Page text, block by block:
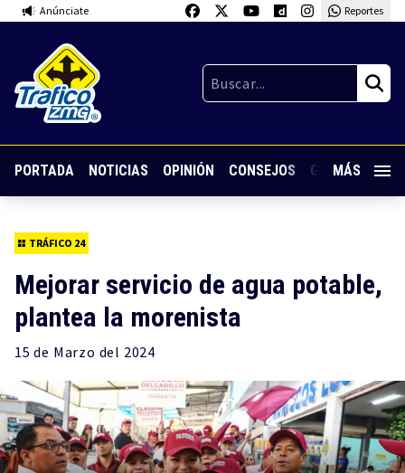
Anúnciate Reportes
PORTADA NOTICIAS OPINIÓN CONSEJOS GUARDIA
MÁS
TRÁFICO 24
Mejorar servicio de agua potable,
plantea la morenista
15 de Marzo del 2024